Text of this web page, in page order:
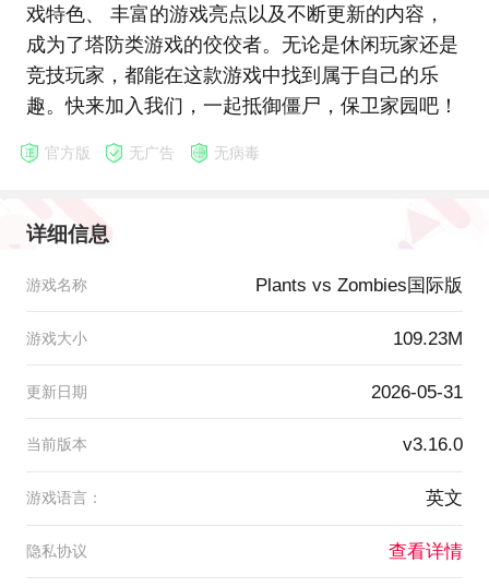
戏特色、 丰富的游戏亮点以及不断更新的内容，
成为了塔防类游戏的佼佼者。无论是休闲玩家还是
竞技玩家，都能在这款游戏中找到属于自己的乐
趣。快来加入我们，一起抵御僵尸，保卫家园吧！
官方版 无广告 无病毒
详细信息
游戏名称 Plants vs Zombies国际版
游戏大小 109.23M
更新日期 2026-05-31
当前版本 v3.16.0
游戏语言： 英文
隐私协议 查看详情